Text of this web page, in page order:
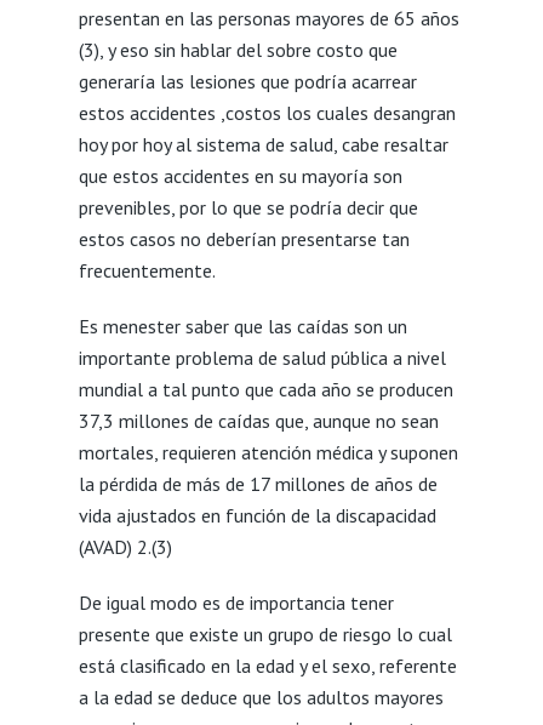
presentan en las personas mayores de 65 años
(3), y eso sin hablar del sobre costo que
generaría las lesiones que podría acarrear
estos accidentes ,costos los cuales desangran
hoy por hoy al sistema de salud, cabe resaltar
que estos accidentes en su mayoría son
prevenibles, por lo que se podría decir que
estos casos no deberían presentarse tan
frecuentemente.
Es menester saber que las caídas son un
importante problema de salud pública a nivel
mundial a tal punto que cada año se producen
37,3 millones de caídas que, aunque no sean
mortales, requieren atención médica y suponen
la pérdida de más de 17 millones de años de
vida ajustados en función de la discapacidad
(AVAD) 2.(3)
De igual modo es de importancia tener
presente que existe un grupo de riesgo lo cual
está clasificado en la edad y el sexo, referente
a la edad se deduce que los adultos mayores